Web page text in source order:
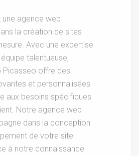
agence web
la création de sites
Avec une expertise
talentueuse,
Picasseo offre des
et personnalisées
aux besoins spécifiques
Notre agence web
dans la conception
de votre site
à notre connaissance